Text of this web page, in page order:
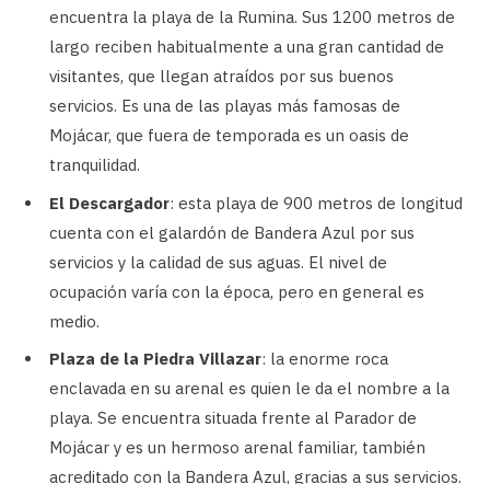
encuentra la playa de la Rumina. Sus 1200 metros de
largo reciben habitualmente a una gran cantidad de
visitantes, que llegan atraídos por sus buenos
servicios. Es una de las playas más famosas de
Mojácar, que fuera de temporada es un oasis de
tranquilidad.
El Descargador: esta playa de 900 metros de longitud
cuenta con el galardón de Bandera Azul por sus
servicios y la calidad de sus aguas. El nivel de
ocupación varía con la época, pero en general es
medio.
Plaza de la Piedra Villazar: la enorme roca
enclavada en su arenal es quien le da el nombre a la
playa. Se encuentra situada frente al Parador de
Mojácar y es un hermoso arenal familiar, también
acreditado con la Bandera Azul, gracias a sus servicios.